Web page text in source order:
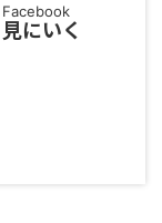
Facebook
見にいく